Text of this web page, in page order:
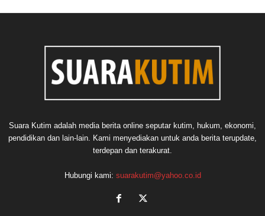
Suara Kutim adalah media berita online seputar kutim, hukum, ekonomi,
pendidikan dan lain-lain. Kami menyediakan untuk anda berita terupdate,
terdepan dan terakurat.
Hubungi kami: suarakutim@yahoo.co.id